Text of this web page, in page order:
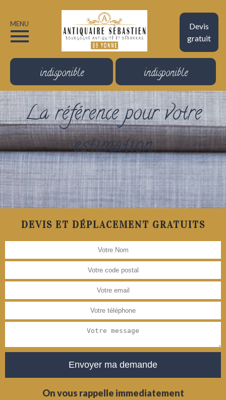
Devis
gratuit
MENU
indisponible indisponible
La référence pour votre
estimation
DEVIS ET DÉPLACEMENT GRATUITS
On vous rappelle immediatement